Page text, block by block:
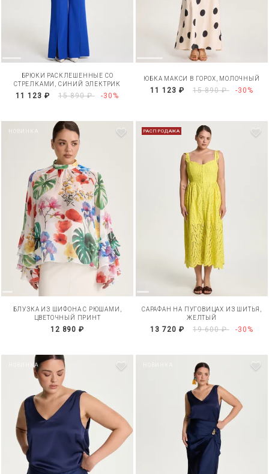
БРЮКИ РАСКЛЕШЕННЫЕ СО
СТРЕЛКАМИ, СИНИЙ ЭЛЕКТРИК
11 123 ₽ 15 890 ₽ -30%
ЮБКА МАКСИ В ГОРОХ, МОЛОЧНЫЙ
11 123 ₽ 15 890 ₽ -30%
НОВИНКА
БЛУЗКА ИЗ ШИФОНА С РЮШАМИ,
ЦВЕТОЧНЫЙ ПРИНТ
12 890 ₽
РАСПРОДАЖА
САРАФАН НА ПУГОВИЦАХ ИЗ ШИТЬЯ,
ЖЕЛТЫЙ
13 720 ₽ 19 600 ₽ -30%
НОВИНКА